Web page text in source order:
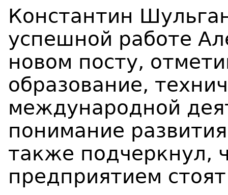
Константин
успешной работе
новом посту,
образование,
международной
понимание
также подчеркнул,
предприятием